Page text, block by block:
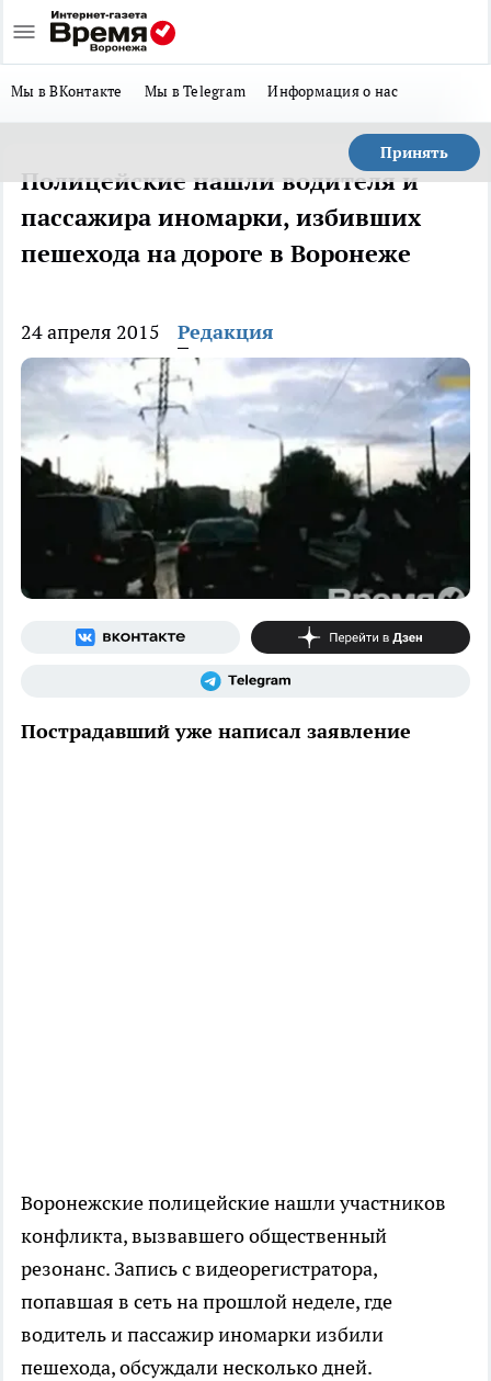
Мы в ВКонтакте Мы в Telegram Информация о нас
Принять
Полицейские нашли водителя и
пассажира иномарки, избивших
пешехода на дороге в Воронеже
24 апреля 2015 Редакция
Пострадавший уже написал заявление
Воронежские полицейские нашли участников
конфликта, вызвавшего общественный
резонанс. Запись с видеорегистратора,
попавшая в сеть на прошлой неделе, где
водитель и пассажир иномарки избили
пешехода, обсуждали несколько дней.